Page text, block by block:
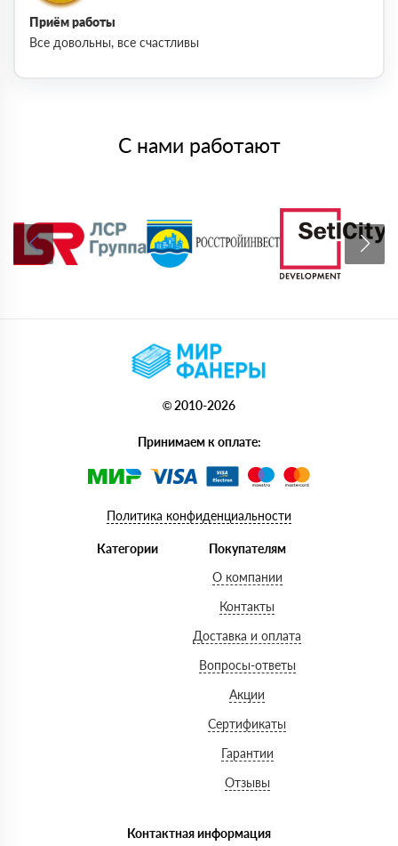
Приём работы
Все довольны, все счастливы
С нами работают
© 2010-2026
Принимаем к оплате:
Политика конфиденциальности
Категории
Покупателям
О компании
Контакты
Доставка и оплата
Вопросы-ответы
Акции
Сертификаты
Гарантии
Отзывы
Контактная информация